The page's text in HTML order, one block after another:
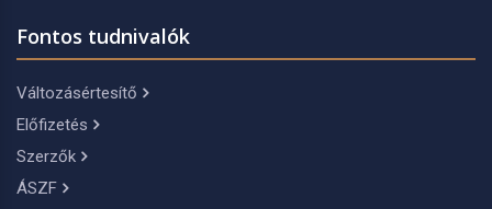
Fontos tudnivalók
Változásértesítő
Előfizetés
Szerzők
ÁSZF